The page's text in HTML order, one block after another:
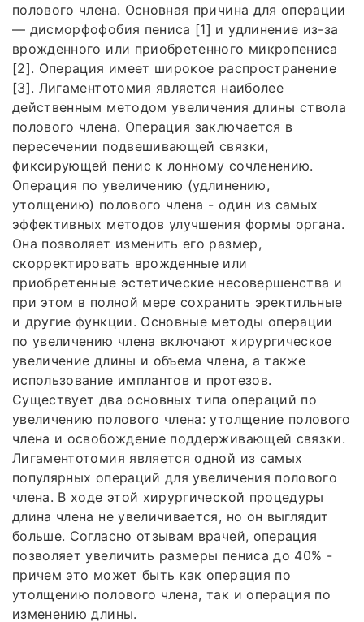
полового члена. Основная причина для операции
— дисморфофобия пениса [1] и удлинение из-за
врожденного или приобретенного микропениса
[2]. Операция имеет широкое распространение
[3]. Лигаментотомия является наиболее
действенным методом увеличения длины ствола
полового члена. Операция заключается в
пересечении подвешивающей связки,
фиксирующей пенис к лонному сочленению.
Операция по увеличению (удлинению,
утолщению) полового члена - один из самых
эффективных методов улучшения формы органа.
Она позволяет изменить его размер,
скорректировать врожденные или
приобретенные эстетические несовершенства и
при этом в полной мере сохранить эректильные
и другие функции. Основные методы операции
по увеличению члена включают хирургическое
увеличение длины и объема члена, а также
использование имплантов и протезов.
Существует два основных типа операций по
увеличению полового члена: утолщение полового
члена и освобождение поддерживающей связки.
Лигаментотомия является одной из самых
популярных операций для увеличения полового
члена. В ходе этой хирургической процедуры
длина члена не увеличивается, но он выглядит
больше. Согласно отзывам врачей, операция
позволяет увеличить размеры пениса до 40% -
причем это может быть как операция по
утолщению полового члена, так и операция по
изменению длины.